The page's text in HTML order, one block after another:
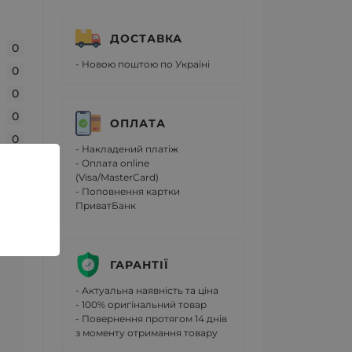
0
0
0
0
0
ДОСТАВКА
- Новою поштою по Україні
ОПЛАТА
- Накладений платіж
- Оплата online
(Visa/MasterCard)
- Поповнення картки
ПриватБанк
ГАРАНТІЇ
- Актуальна наявність та ціна
- 100% оригінальний товар
- Повернення протягом 14 днів
з моменту отримання товару